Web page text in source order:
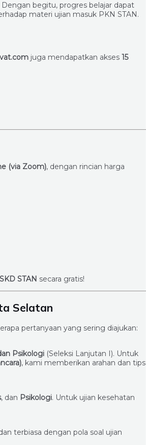
Dengan begitu, progres belajar dapat
materi ujian masuk PKN STAN.
juga mendapatkan akses 15
(via Zoom), dengan rincian harga
STAN secara gratis!
Selatan
pertanyaan yang sering diajukan:
Psikologi (Seleksi Lanjutan I). Untuk
, kami memberikan arahan dan tips
, dan Psikologi. Untuk ujian kesehatan
terbiasa dengan pola soal ujian